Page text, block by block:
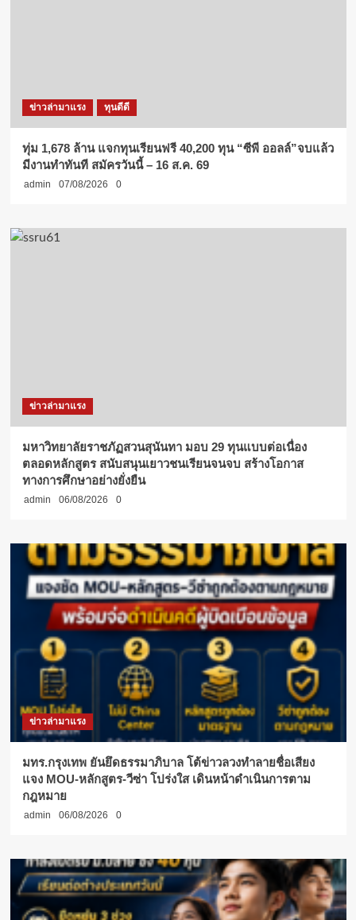
ข่าวล่ามาแรง ทุนดีดี
ทุ่ม 1,678 ล้าน แจกทุนเรียนฟรี 40,200 ทุน “ซีพี ออลล์”จบแล้ว
มีงานทำทันที สมัครวันนี้ – 16 ส.ค. 69
admin 07/08/2026 0
ข่าวล่ามาแรง
มหาวิทยาลัยราชภัฏสวนสุนันทา มอบ 29 ทุนแบบต่อเนื่อง
ตลอดหลักสูตร สนับสนุนเยาวชนเรียนจนจบ สร้างโอกาส
ทางการศึกษาอย่างยั่งยืน
admin 06/08/2026 0
ข่าวล่ามาแรง
มทร.กรุงเทพ ยันยึดธรรมาภิบาล โต้ข่าวลวงทำลายชื่อเสียง
แจง MOU-หลักสูตร-วีซ่า โปร่งใส เดินหน้าดำเนินการตาม
กฎหมาย
admin 06/08/2026 0